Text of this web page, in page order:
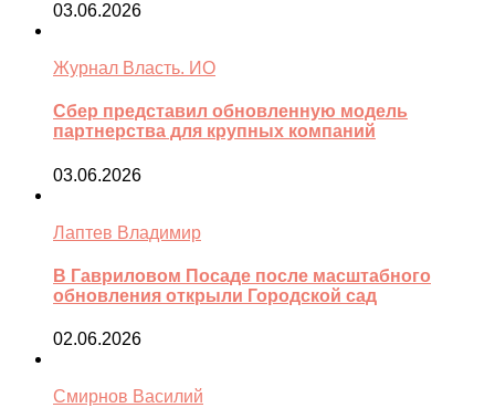
03.06.2026
Журнал Власть. ИО
Сбер представил обновленную модель
партнерства для крупных компаний
03.06.2026
Лаптев Владимир
В Гавриловом Посаде после масштабного
обновления открыли Городской сад
02.06.2026
Смирнов Василий